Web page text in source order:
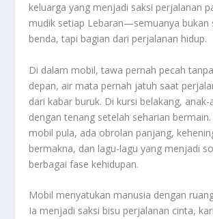
keluarga yang menjadi saksi perjalanan
mudik setiap Lebaran—semuanya bukan
benda, tapi bagian dari perjalanan hidup.
Di dalam mobil, tawa pernah pecah
depan, air mata pernah jatuh saat
dari kabar buruk. Di kursi belakang,
dengan tenang setelah seharian
mobil pula, ada obrolan panjang,
bermakna, dan lagu-lagu yang menjadi
berbagai fase kehidupan.
Mobil menyatukan manusia dengan
Ia menjadi saksi bisu perjalanan cinta,